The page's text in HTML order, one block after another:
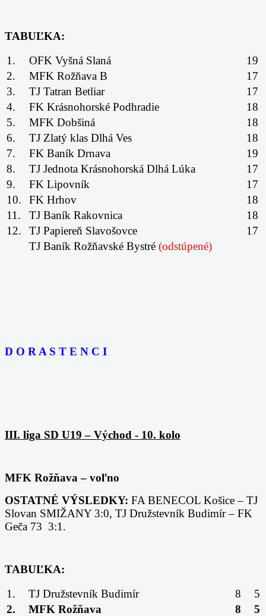
TABUĽKA:
1.
OFK Vyšná Slaná
19
2.
MFK Rožňava B
17
3.
TJ Tatran Betliar
17
4.
FK Krásnohorské Podhradie
18
5.
MFK Dobšiná
18
6.
TJ Zlatý klas Dlhá Ves
18
7.
FK Baník Drnava
19
8.
TJ Jednota Krásnohorská Dlhá Lúka
17
9.
FK Lipovník
17
10.
FK Hrhov
18
11.
TJ Baník Rakovnica
18
12.
TJ Papiereň Slavošovce
17
TJ Baník Rožňavské Bystré (odstúpené)
D O R A S T E N C I
III. liga SD U19 – Východ - 10. kolo
MFK Rožňava – voľno
OSTATNÉ VÝSLEDKY: FA BENECOL Košice – TJ
Slovan SMIŽANY 3:0, TJ Družstevník Budimír – FK
Geča 73 3:1.
TABUĽKA:
1.
TJ Družstevník Budimír 8
5
2.
MFK Rožňava 8
5